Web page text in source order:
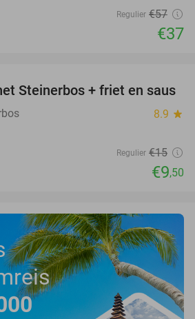
Regulier €57
€37
37%
Steinerbos + friet en saus
8.9 star
Regulier €15
€9,50